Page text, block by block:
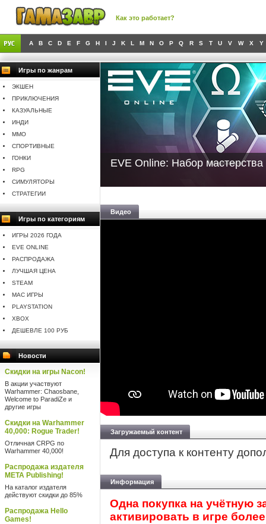
Как это работает?
A B C D E F G H I J K L M N O P Q R S T U V W X Y
Игры по жанрам
ЭКШЕН
ПРИКЛЮЧЕНИЯ
КАЗУАЛЬНЫЕ
ИНДИ
MMO
СПОРТИВНЫЕ
ГОНКИ
RPG
СИМУЛЯТОРЫ
СТРАТЕГИИ
Игры по категориям
ИГРЫ 2026 ГОДА
EVE ONLINE
РАСПРОДАЖА
ЛУЧШАЯ ЦЕНА
STEAM
MAC ИГРЫ
PLAYSTATION
XBOX
ДЕШЕВЛЕ 100 РУБ
Новости
Скидки на игры Nacon!
В акции участвуют
Warhammer: Chaosbane,
Welcome to ParadiZe и
другие игры
Скидки на Warhammer
40,000: Rogue Trader!
Отличная CRPG по
Warhammer 40,000!
Распродажа издателя
META Publishing!
На каталог издателя
действуют скидки до 85%
Распродажа Hello
Games!
EVE Online: Набор мастерства
Видео
Загружаемый контент
Для доступа к контенту
Информация
Одна покупка на учётную
активировать в игре